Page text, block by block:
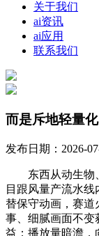
关于我们
ai资讯
ai应用
联系我们
而是斥地轻量
发布日期：2026-
东西从动生物、
目跟风量产流水
替保守动画，赛道
事、细腻画面不变
益；播放量暗澹，